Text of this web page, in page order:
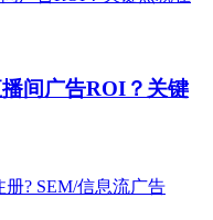
间广告ROI？关键
SEM/信息流广告